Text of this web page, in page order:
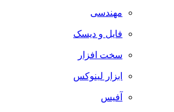
مهندسی
فایل و دیسک
سخت افزار
ابزار لینوکس
آفیس